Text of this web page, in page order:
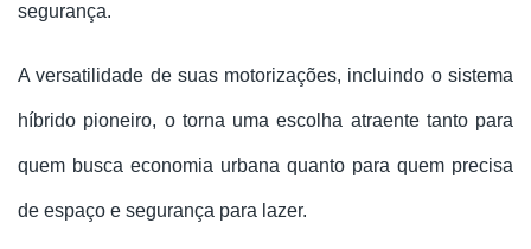
segurança.
A versatilidade de suas motorizações, incluindo o sistema
híbrido pioneiro, o torna uma escolha atraente tanto para
quem busca economia urbana quanto para quem precisa
de espaço e segurança para lazer.